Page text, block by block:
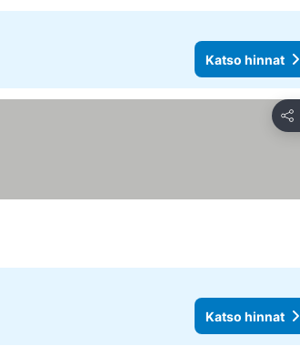
Katso hinnat
Jaa
Katso hinnat